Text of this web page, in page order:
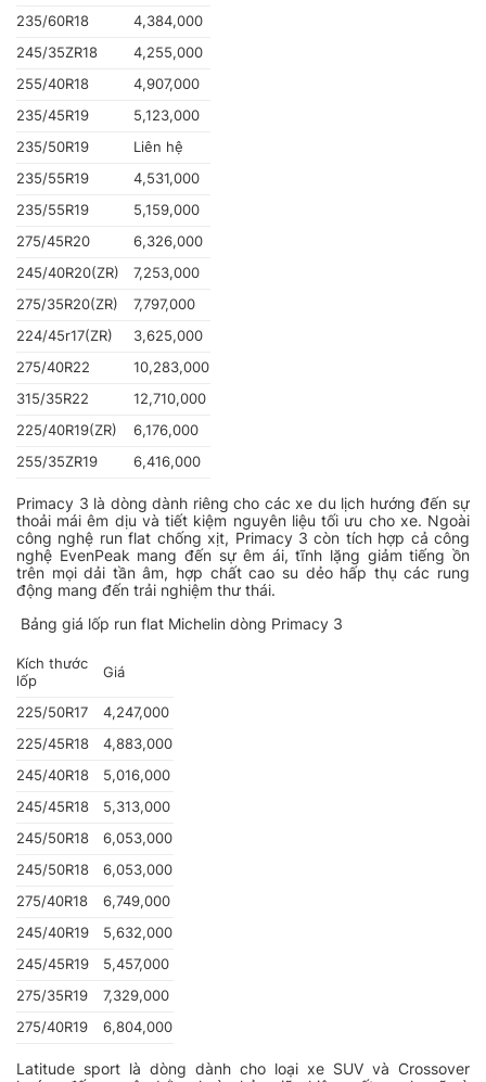
235/60R18
4,384,000
245/35ZR18
4,255,000
255/40R18
4,907,000
235/45R19
5,123,000
235/50R19
Liên hệ
235/55R19
4,531,000
235/55R19
5,159,000
275/45R20
6,326,000
245/40R20(ZR)
7,253,000
275/35R20(ZR)
7,797,000
224/45r17(ZR)
3,625,000
275/40R22
10,283,000
315/35R22
12,710,000
225/40R19(ZR)
6,176,000
255/35ZR19
6,416,000
Primacy 3 là dòng dành riêng cho các xe du lịch hướng đến sự
thoải mái êm dịu và tiết kiệm nguyên liệu tối ưu cho xe. Ngoài
công nghệ run flat chống xịt, Primacy 3 còn tích hợp cả công
nghệ EvenPeak mang đến sự êm ái, tĩnh lặng giảm tiếng ồn
trên mọi dải tần âm, hợp chất cao su dẻo hấp thụ các rung
động mang đến trải nghiệm thư thái.
Bảng giá lốp run flat Michelin dòng Primacy 3
Kích thước
lốp
Giá
225/50R17
4,247,000
225/45R18
4,883,000
245/40R18
5,016,000
245/45R18
5,313,000
245/50R18
6,053,000
245/50R18
6,053,000
275/40R18
6,749,000
245/40R19
5,632,000
245/45R19
5,457,000
275/35R19
7,329,000
275/40R19
6,804,000
Latitude sport là dòng dành cho loại xe SUV và Crossover